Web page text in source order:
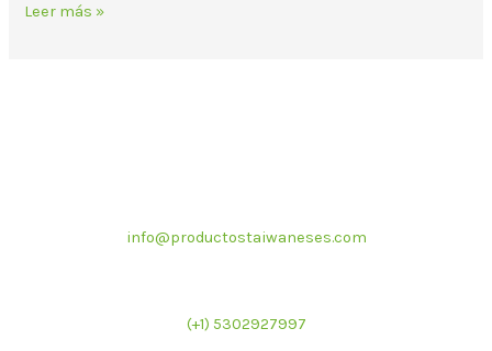
Leer más »
info@productostaiwaneses.com
(+1) 5302927997